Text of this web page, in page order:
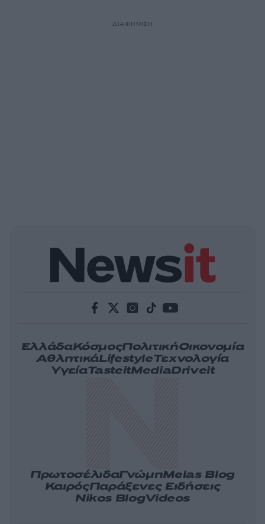
ΔΙΑΦΗΜΙΣΗ
ΕλλάδαΚόσμοςΠολιτικήΟικονομία
ΑθλητικάLifestyleΤεχνολογία
ΥγείαTasteitMediaDriveit
ΠρωτοσέλιδαΓνώμηMelas Blog
ΚαιρόςΠαράξενες Ειδήσεις
Nikos BlogVideos